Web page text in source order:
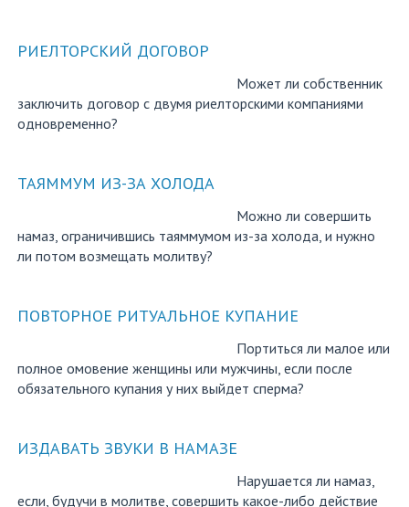
РИЕЛТОРСКИЙ ДОГОВОР
Может ли собственник
заключить договор с двумя риелторскими компаниями
одновременно?
ТАЯММУМ ИЗ-ЗА ХОЛОДА
Можно ли совершить
намаз, ограничившись таяммумом из-за холода, и нужно
ли потом возмещать молитву?
ПОВТОРНОЕ РИТУАЛЬНОЕ КУПАНИЕ
Портиться ли малое или
полное омовение женщины или мужчины, если после
обязательного купания у них выйдет сперма?
ИЗДАВАТЬ ЗВУКИ В НАМАЗЕ
Нарушается ли намаз,
если, будучи в молитве, совершить какое-либо действие